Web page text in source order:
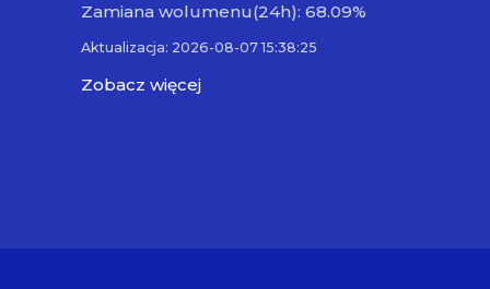
Zamiana wolumenu(24h): 68.09%
Aktualizacja: 2026-08-07 15:38:25
Zobacz więcej